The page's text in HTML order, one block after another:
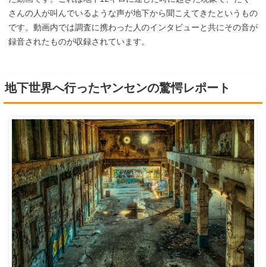
さんの人が叫んでいるような声が地下から聞こえてきたというもの
です。動画内では調査に携わった人のインタビューと共にその音が
録音されたものが収録されています。
地下世界へ行ったヤンセンの驚愕レポート